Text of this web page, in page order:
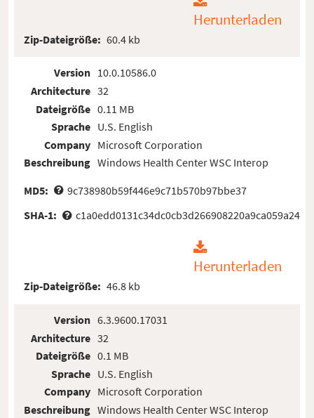
Herunterladen
Zip-Dateigröße: 60.4 kb
Version
Architecture
Dateigröße
Sprache
Company
Beschreibung
10.0.10586.0
32
0.11 MB
U.S. English
Microsoft Corporation
Windows Health Center WSC Interop
MD5:
9c738980b59f446e9c71b570b97bbe37
SHA-1:
c1a0edd0131c34dc0cb3d266908220a9ca059a24
Herunterladen
Zip-Dateigröße: 46.8 kb
Version
Architecture
Dateigröße
Sprache
Company
Beschreibung
6.3.9600.17031
32
0.1 MB
U.S. English
Microsoft Corporation
Windows Health Center WSC Interop